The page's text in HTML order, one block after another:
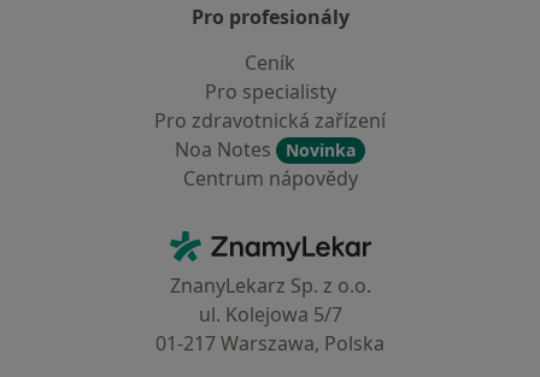
Pro profesionály
Ceník
Pro specialisty
Pro zdravotnická zařízení
Noa Notes
Novinka
Centrum nápovědy
ZnamyLekar - Hlavní stránka
ZnanyLekarz Sp. z o.o.
ul. Kolejowa 5/7
01-217 Warszawa, Polska